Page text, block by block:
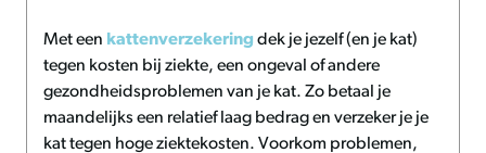
Bevordert een gezonde maag- en darmhygiëne.
Zorgt voor een glanzende vacht.
Brengt de darmflora in balans.
Reinigt inwendig het lichaam.
Verhoogt de weerstand.
Met een kattenverzekering dek je jezelf (en je kat)
tegen kosten bij ziekte, een ongeval of andere
gezondheidsproblemen van je kat. Zo betaal je
maandelijks een relatief laag bedrag en verzeker je je
kat tegen hoge ziektekosten. Voorkom problemen,